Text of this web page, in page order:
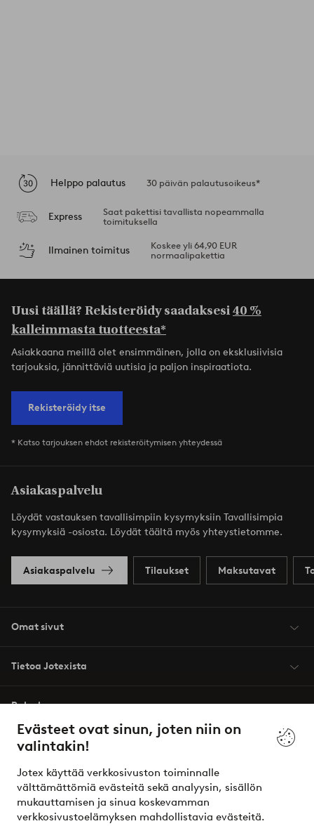
Evästeet ovat sinun, joten niin on
valintakin!
Jotex käyttää verkkosivuston toiminnalle
välttämättömiä evästeitä sekä analyysin, sisällön
mukauttamisen ja sinua koskevamman
verkkosivustoelämyksen mahdollistavia evästeitä.
Helppo palautus 30 päivän palautusoikeus*
Express
Saat pakettisi tavallista nopeammalla
toimituksella
Ilmainen toimitus
Koskee yli 64,90 EUR
normaalipakettia
Uusi täällä? Rekisteröidy saadaksesi40 %
kalleimmasta tuotteesta*
Asiakkaana meillä olet ensimmäinen, jolla on eksklusiivisia
tarjouksia, jännittäviä uutisia ja paljon inspiraatiota.
Rekisteröidy itse
* Katso tarjouksen ehdot rekisteröitymisen yhteydessä
Asiakaspalvelu
Löydät vastauksen tavallisimpiin kysymyksiin Tavallisimpia
kysymyksiä -osiosta. Löydät täältä myös yhteystietomme.
Asiakaspalvelu Tilaukset Maksutavat
Omat sivut
Tietoa Jotexista
Palvelumme
Ehdot
Ystävät